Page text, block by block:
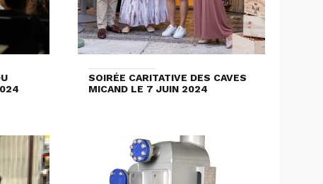
SOIRÉE CARITATIVE DES CAVES
MICAND LE 7 JUIN 2024